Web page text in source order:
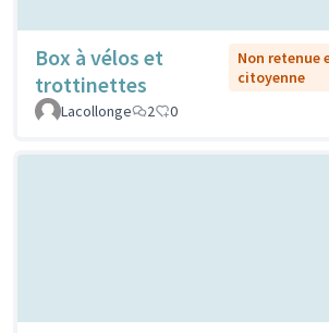
Box à vélos et
trottinettes
Non retenue
citoyenne
Lacollonge
2 0